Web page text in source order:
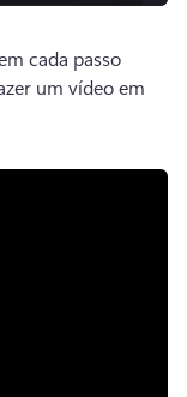
cada passo
um vídeo em